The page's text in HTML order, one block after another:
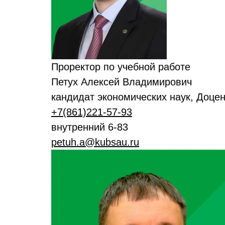
Проректор по учебной работе
Петух Алексей Владимирович
кандидат экономических наук,
+7(861)221-57-93
внутренний 6-83
petuh.a@kubsau.ru